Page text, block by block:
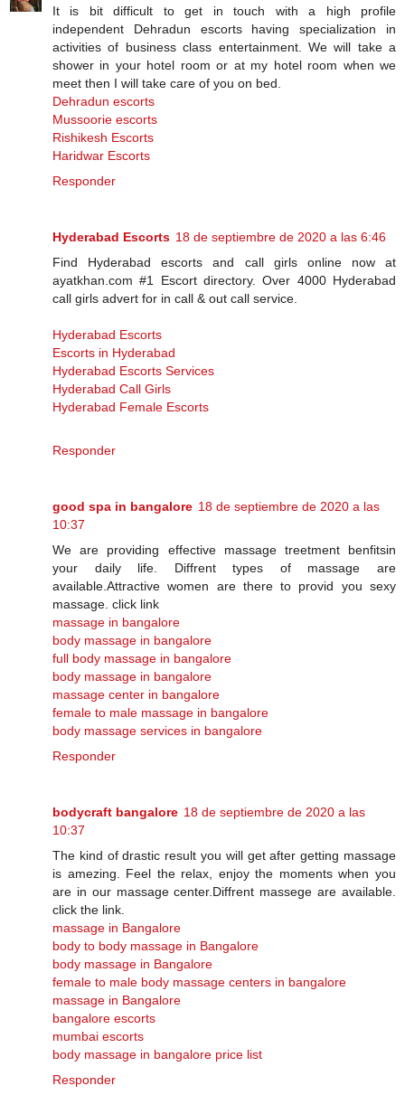
It is bit difficult to get in touch with a high profile
independent Dehradun escorts having specialization in
activities of business class entertainment. We will take a
shower in your hotel room or at my hotel room when we
meet then I will take care of you on bed.
Dehradun escorts
Mussoorie escorts
Rishikesh Escorts
Haridwar Escorts
Responder
Hyderabad Escorts 18 de septiembre de 2020 a las 6:46
Find Hyderabad escorts and call girls online now at
ayatkhan.com #1 Escort directory. Over 4000 Hyderabad
call girls advert for in call & out call service.
Hyderabad Escorts
Escorts in Hyderabad
Hyderabad Escorts Services
Hyderabad Call Girls
Hyderabad Female Escorts
Responder
good spa in bangalore 18 de septiembre de 2020 a las
10:37
We are providing effective massage treetment benfitsin
your daily life. Diffrent types of massage are
available.Attractive women are there to provid you sexy
massage. click link
massage in bangalore
body massage in bangalore
full body massage in bangalore
body massage in bangalore
massage center in bangalore
female to male massage in bangalore
body massage services in bangalore
Responder
bodycraft bangalore 18 de septiembre de 2020 a las
10:37
The kind of drastic result you will get after getting massage
is amezing. Feel the relax, enjoy the moments when you
are in our massage center.Diffrent massege are available.
click the link.
massage in Bangalore
body to body massage in Bangalore
body massage in Bangalore
female to male body massage centers in bangalore
massage in Bangalore
bangalore escorts
mumbai escorts
body massage in bangalore price list
Responder